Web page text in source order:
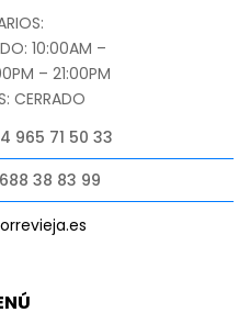
10:00AM –
– 21:00PM
CERRADO
965 71 50 33
38 83 99